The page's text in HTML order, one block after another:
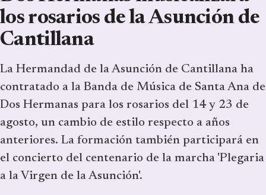
los rosarios de la Asunción de
Cantillana
La Hermandad de la Asunción de Cantillana ha
contratado a la Banda de Música de Santa Ana de
Dos Hermanas para los rosarios del 14 y 23 de
agosto, un cambio de estilo respecto a años
anteriores. La formación también participará en
el concierto del centenario de la marcha 'Plegaria
a la Virgen de la Asunción'.